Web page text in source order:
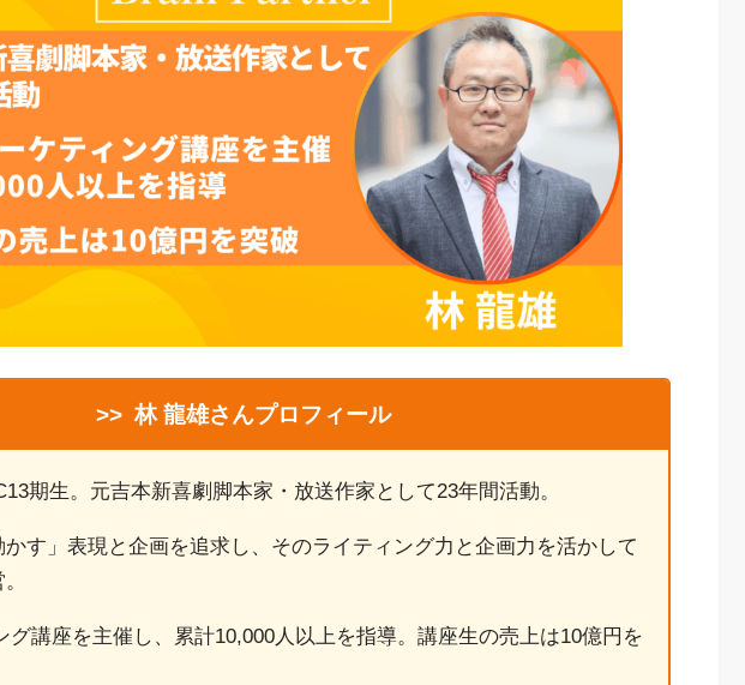
>> 林 龍雄さんプロフィール
期生。元吉本新喜劇脚本家・放送作家として23年間活動。
かす」表現と企画を追求し、そのライティング力と企画力を活かして
グ講座を主催し、累計10,000人以上を指導。講座生の売上は10億円を